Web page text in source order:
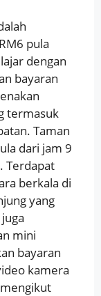
pula
dengan
bayaran
termasuk
Taman
dari jam 9
Terdapat
berkala di
yang
mini
bayaran
kamera